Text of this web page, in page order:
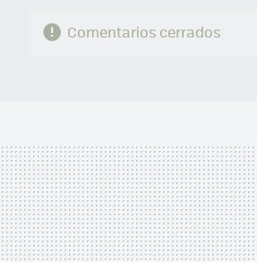
Comentarios cerrados